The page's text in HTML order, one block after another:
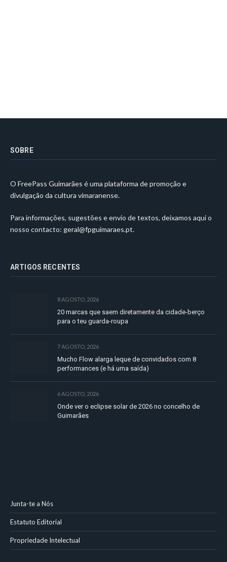
SOBRE
O FreePass Guimarães é uma plataforma de promoção e
divulgação da cultura vimaranense.
Para informações, sugestões e envio de textos, deixamos aqui o
nosso contacto: geral@fpguimaraes.pt.
ARTIGOS RECENTES
8 AGOSTO, 2026
20 marcas que saem diretamente da cidade-berço
para o teu guarda-roupa
7 AGOSTO, 2026
Mucho Flow alarga leque de convidados com 8
performances (e há uma saída)
6 AGOSTO, 2026
Onde ver o eclipse solar de 2026 no concelho de
Guimarães
Junta-te a Nós
Estatuto Editorial
Propriedade Intelectual